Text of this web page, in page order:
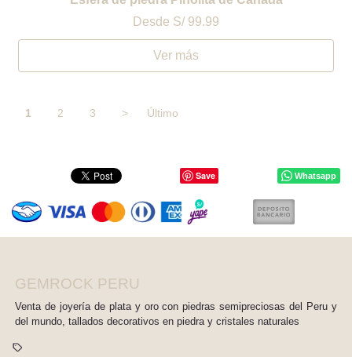
Desde S/ 99.99
Ver más
1 2 3 > Último
Save Whatsapp
GEMROCK PERU
Venta de joyería de plata y oro con piedras semipreciosas del Peru y
del mundo, tallados decorativos en piedra y cristales naturales